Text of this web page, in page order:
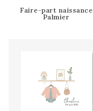
Faire-part naissance
Palmier